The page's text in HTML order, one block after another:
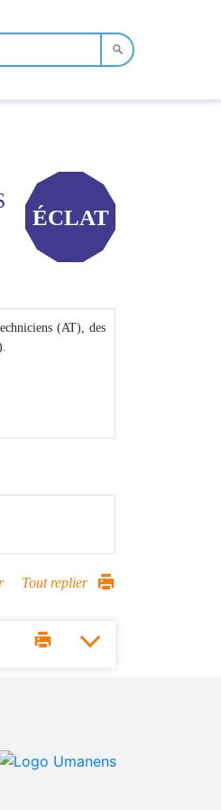
ÉCLAT
(AT), des
Tout replier